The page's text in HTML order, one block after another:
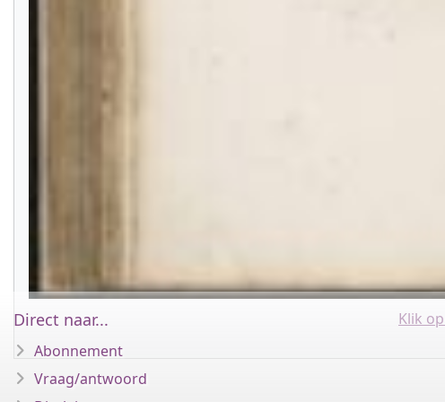
Klik
Direct naar...
Abonnement
Vraag/antwoord